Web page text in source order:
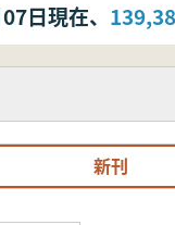
日現在、
新刊